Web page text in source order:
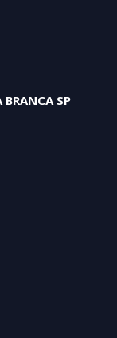
BRANCA SP